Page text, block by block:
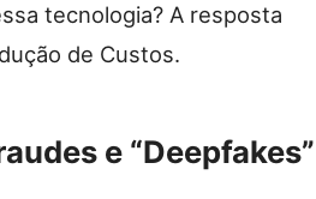
tecnologia? A resposta
de Custos.
e “Deepfakes”